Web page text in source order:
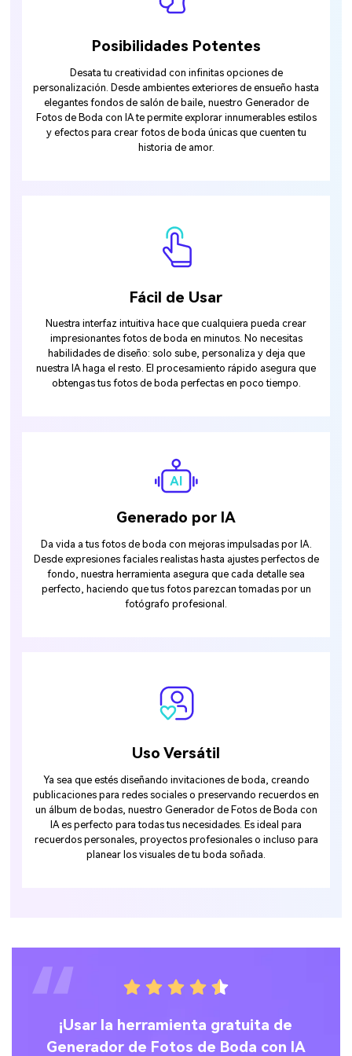
Posibilidades Potentes
Desata tu creatividad con infinitas opciones de
personalización. Desde ambientes exteriores de ensueño hasta
elegantes fondos de salón de baile, nuestro Generador de
Fotos de Boda con IA te permite explorar innumerables estilos
y efectos para crear fotos de boda únicas que cuenten tu
historia de amor.
Fácil de Usar
Nuestra interfaz intuitiva hace que cualquiera pueda crear
impresionantes fotos de boda en minutos. No necesitas
habilidades de diseño: solo sube, personaliza y deja que
nuestra IA haga el resto. El procesamiento rápido asegura que
obtengas tus fotos de boda perfectas en poco tiempo.
Generado por IA
Da vida a tus fotos de boda con mejoras impulsadas por IA.
Desde expresiones faciales realistas hasta ajustes perfectos de
fondo, nuestra herramienta asegura que cada detalle sea
perfecto, haciendo que tus fotos parezcan tomadas por un
fotógrafo profesional.
Uso Versátil
Ya sea que estés diseñando invitaciones de boda, creando
publicaciones para redes sociales o preservando recuerdos en
un álbum de bodas, nuestro Generador de Fotos de Boda con
IA es perfecto para todas tus necesidades. Es ideal para
recuerdos personales, proyectos profesionales o incluso para
planear los visuales de tu boda soñada.
¡Usar la herramienta gratuita de
Generador de Fotos de Boda con IA